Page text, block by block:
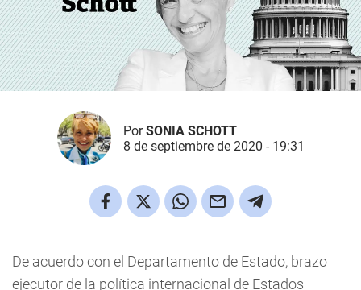
PorSONIA SCHOTT
8 de septiembre de 2020 - 19:31
De acuerdo con el Departamento de Estado, brazo
ejecutor de la política internacional de Estados